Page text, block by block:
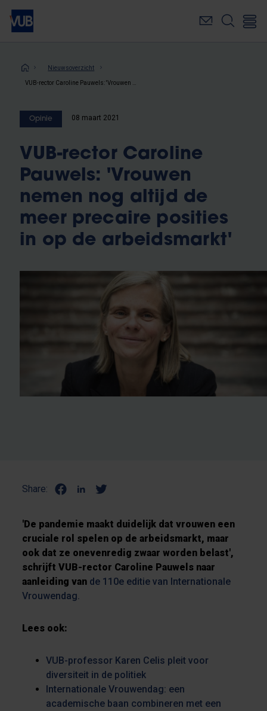
Overslaan
naar
inhoudKruimelpad
Nieuwsoverzicht
Opinie 08 maart 2021
VUB-rector Caroline
Pauwels: 'Vrouwen
nemen nog altijd de
meer precaire posities
in op de arbeidsmarkt'
Share:
'De pandemie maakt duidelijk dat vrouwen een
cruciale rol spelen op de arbeidsmarkt, maar
ook dat ze onevenredig zwaar worden belast',
schrijft VUB-rector Caroline Pauwels naar
aanleiding van de 110e editie van Internationale
Vrouwendag.
Lees ook:
VUB-professor Karen Celis pleit voor
diversiteit in de politiek
Internationale Vrouwendag: een
academische baan combineren met een